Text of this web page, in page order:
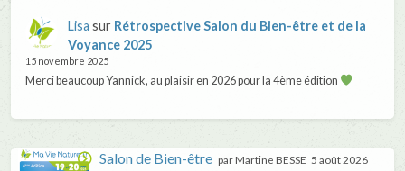
Lisa sur Rétrospective Salon du Bien-être et de la
Voyance 2025
15 novembre 2025
Merci beaucoup Yannick, au plaisir en 2026 pour la 4ème édition
Salon de Bien-être par Martine BESSE 5 août 2026